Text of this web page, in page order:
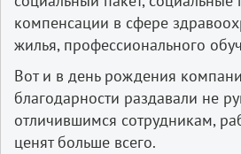
компенсации в сфере
жилья, профессионального
Вот и в день рождения
благодарности раздавали не
отличившимся сотрудникам,
ценят больше всего.